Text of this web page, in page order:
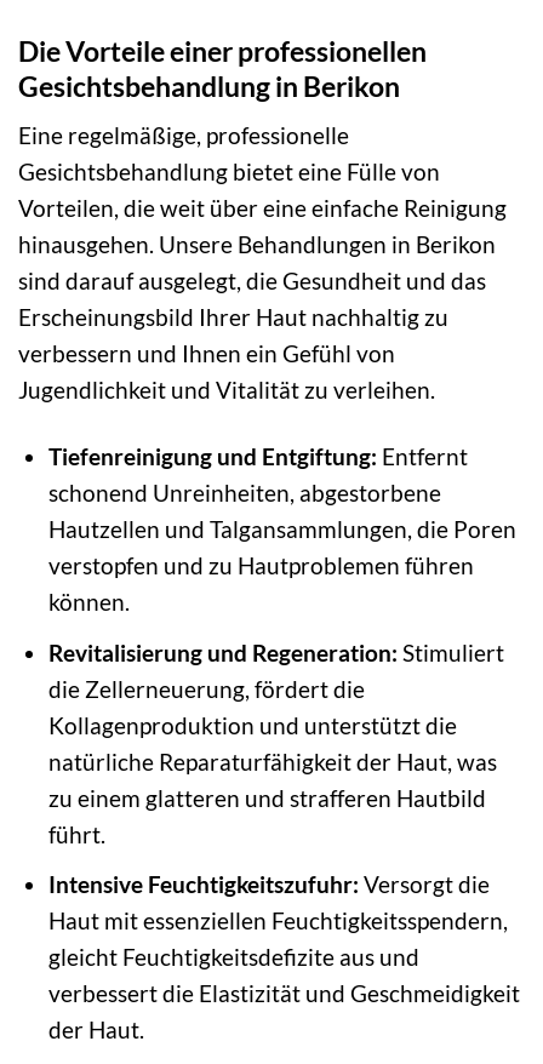
Die Vorteile einer professionellen
Gesichtsbehandlung in Berikon
Eine regelmäßige, professionelle
Gesichtsbehandlung bietet eine Fülle von
Vorteilen, die weit über eine einfache Reinigung
hinausgehen. Unsere Behandlungen in Berikon
sind darauf ausgelegt, die Gesundheit und das
Erscheinungsbild Ihrer Haut nachhaltig zu
verbessern und Ihnen ein Gefühl von
Jugendlichkeit und Vitalität zu verleihen.
Tiefenreinigung und Entgiftung: Entfernt
schonend Unreinheiten, abgestorbene
Hautzellen und Talgansammlungen, die Poren
verstopfen und zu Hautproblemen führen
können.
Revitalisierung und Regeneration: Stimuliert
die Zellerneuerung, fördert die
Kollagenproduktion und unterstützt die
natürliche Reparaturfähigkeit der Haut, was
zu einem glatteren und strafferen Hautbild
führt.
Intensive Feuchtigkeitszufuhr: Versorgt die
Haut mit essenziellen Feuchtigkeitsspendern,
gleicht Feuchtigkeitsdefizite aus und
verbessert die Elastizität und Geschmeidigkeit
der Haut.